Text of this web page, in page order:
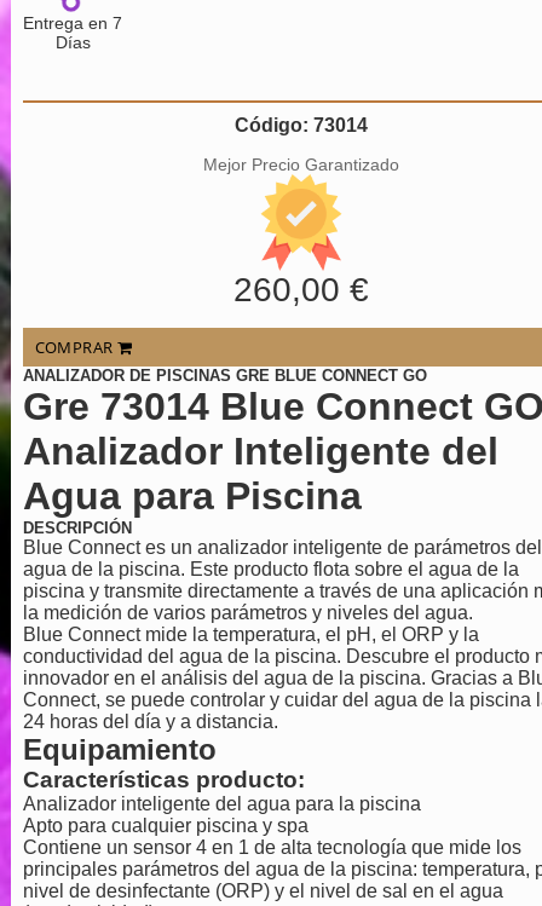
Entrega en 7
Días
Código: 73014
Mejor Precio Garantizado
260,00 €
COMPRAR
ANALIZADOR DE PISCINAS GRE BLUE CONNECT GO
Gre 73014 Blue Connect
Analizador Inteligente del
Agua para Piscina
DESCRIPCIÓN
Blue Connect es un analizador inteligente de parámetros del
agua de la piscina. Este producto flota sobre el agua de la
piscina y transmite directamente a través de una aplicación
la medición de varios parámetros y niveles del agua.
Blue Connect mide la temperatura, el pH, el ORP y la
conductividad del agua de la piscina. Descubre el producto
innovador en el análisis del agua de la piscina. Gracias a
Connect, se puede controlar y cuidar del agua de la piscina
24 horas del día y a distancia.
Equipamiento
Características producto:
Analizador inteligente del agua para la piscina
Apto para cualquier piscina y spa
Contiene un sensor 4 en 1 de alta tecnología que mide los
principales parámetros del agua de la piscina: temperatura,
nivel de desinfectante (ORP) y el nivel de sal en el agua